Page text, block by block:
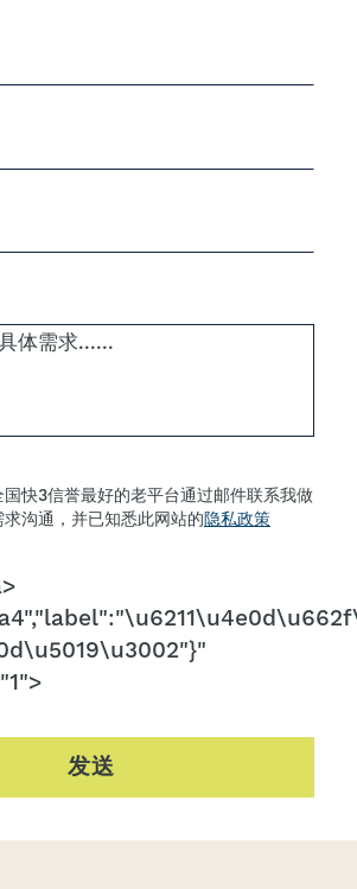
国快3信誉最好的老平台通过邮件联系我做
沟通，并已知悉此网站的隐私政策
发送